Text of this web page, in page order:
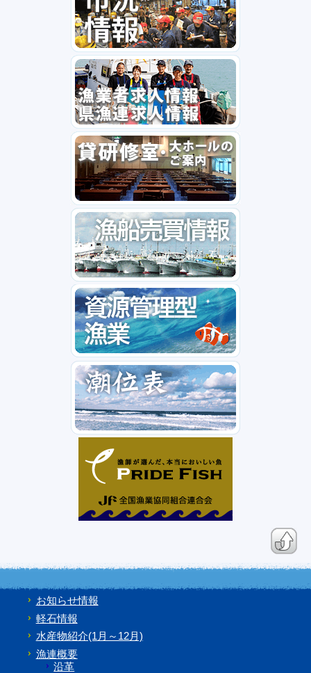
お知らせ情報
軽石情報
水産物紹介(1月～12月)
漁連概要
沿革